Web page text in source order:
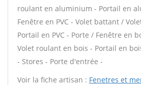
roulant en aluminium - Portail en
Fenêtre en PVC - Volet battant /
Portail en PVC - Porte / Fenêtre en
Volet roulant en bois - Portail en
- Stores - Porte d'entrée -
Voir la fiche artisan : Fenetres et